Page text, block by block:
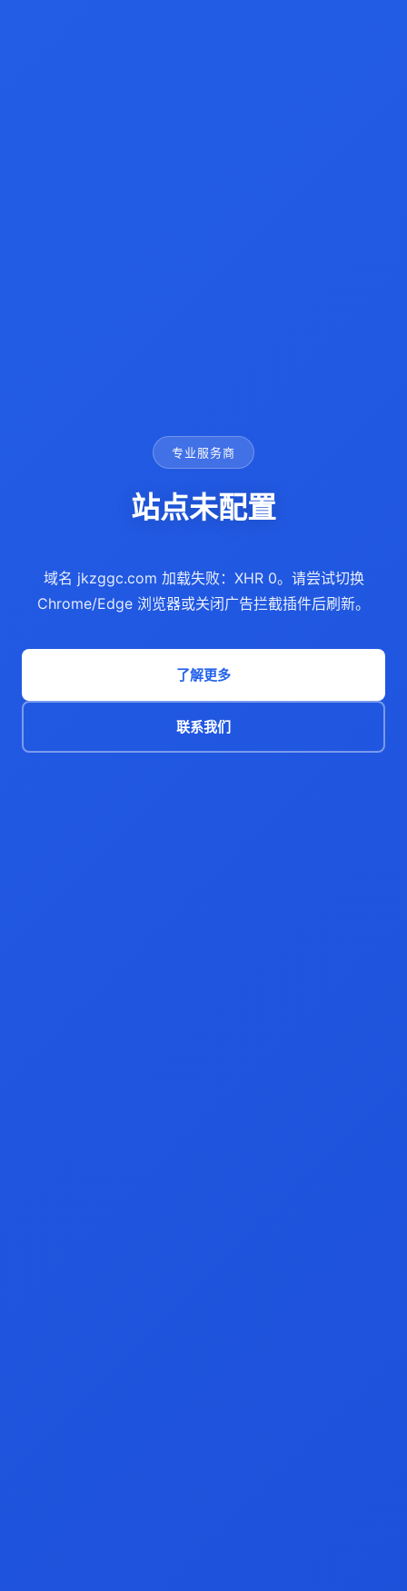
专业服务商
站点未配置
域名 jkzggc.com 加载失败：XHR 0。请尝试切换
Chrome/Edge 浏览器或关闭广告拦截插件后刷新。
了解更多
联系我们